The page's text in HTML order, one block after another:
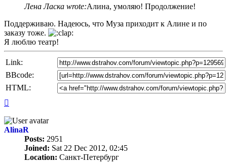
Лена Ласка wrote:Алина, умоляю! Продолжение!
Поддерживаю. Надеюсь, что Муза приходит к Алине и по
заказу тоже.
Я люблю театр!
Link:
BBcode:
HTML:
AlinaR
Posts: 2951
Joined: Sat 22 Dec 2012, 02:45
Location: Санкт-Петербург